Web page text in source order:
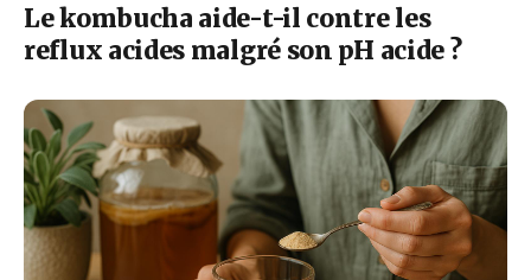
Le kombucha aide-t-il contre les
reflux acides malgré son pH acide ?